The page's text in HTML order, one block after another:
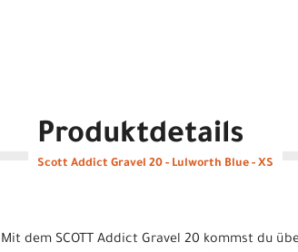
Produktdetails
Scott Addict Gravel 20 - Lulworth Blue - XS
Mit dem SCOTT Addict Gravel 20 kommst du